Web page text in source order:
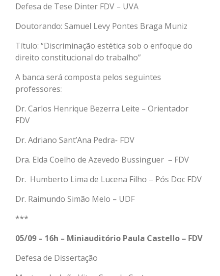
Defesa de Tese Dinter FDV – UVA
Doutorando: Samuel Levy Pontes Braga Muniz
Título: “Discriminação estética sob o enfoque do
direito constitucional do trabalho”
A banca será composta pelos seguintes
professores:
Dr. Carlos Henrique Bezerra Leite – Orientador
FDV
Dr. Adriano Sant’Ana Pedra- FDV
Dra. Elda Coelho de Azevedo Bussinguer – FDV
Dr. Humberto Lima de Lucena Filho – Pós Doc FDV
Dr. Raimundo Simão Melo – UDF
***
05/09 – 16h – Miniauditório Paula Castello – FDV
Defesa de Dissertação